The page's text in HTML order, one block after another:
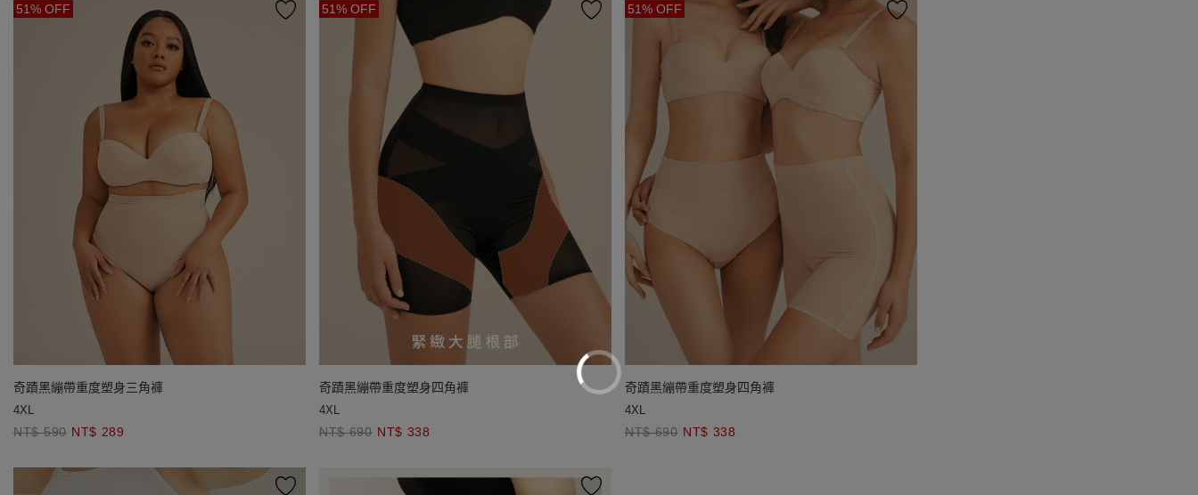
51% OFF
奇蹟黑繃帶重度塑身三角褲
4XL
NT$ 590 NT$ 289
51% OFF
奇蹟黑繃帶重度塑身四角褲
4XL
NT$ 690 NT$ 338
51% OFF
奇蹟黑繃帶重度塑身四角褲
4XL
NT$ 690 NT$ 338